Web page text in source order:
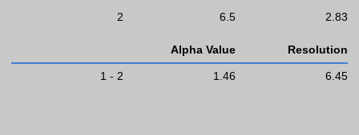
2
6.5 2.83
Alpha Value Resolution
1 - 2 1.46 6.45